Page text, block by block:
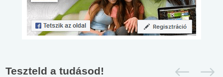
Teszteld a tudásod!